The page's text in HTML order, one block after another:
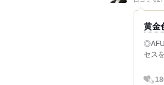
黄金
セス